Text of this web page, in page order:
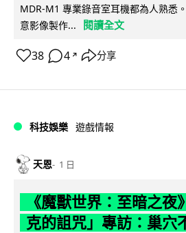
MDR-M1 專業錄音室耳機都為人熟悉
意影像製作...
閱讀全文
38 4 ↗ 分享
科技娛樂 遊戲情報
天恩 1 日
《魔獸世界：至暗之夜
克的詛咒」專訪：巢穴